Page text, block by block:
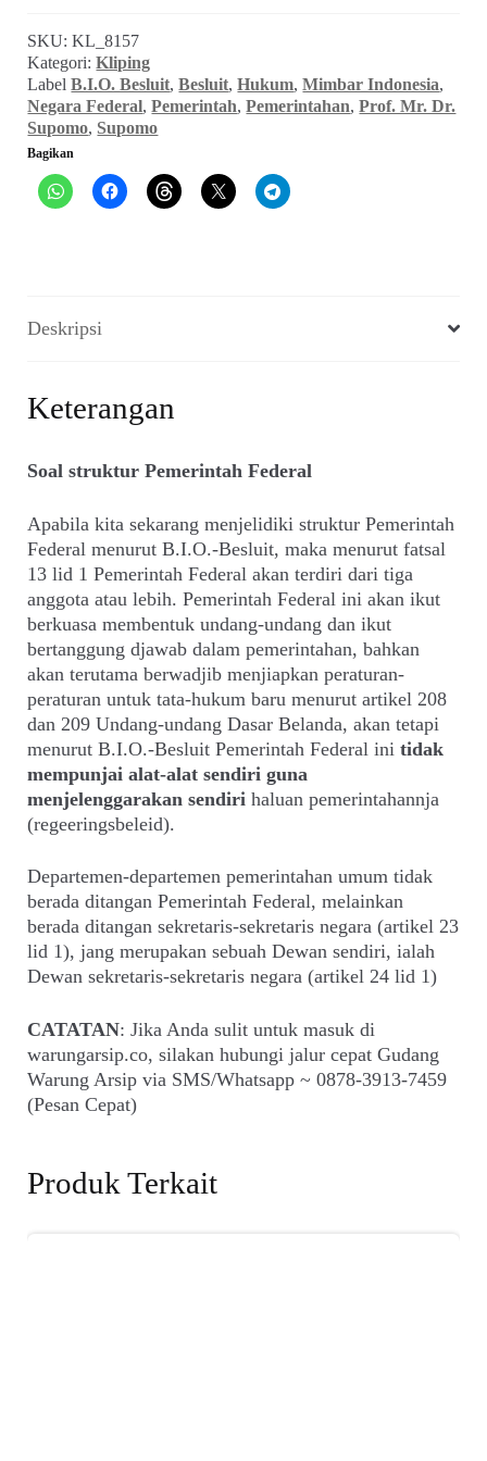
~
B.I.O.-
Besluit
(bagian
2)
(Mimbar
Indonesia,
SKU:KL_8157
Kategori:Kliping
LabelB.I.O. Besluit,Besluit,Hukum,Mimbar Indonesia,
Negara Federal,Pemerintah,Pemerintahan,Prof. Mr. Dr.
Supomo, Supomo
Bagikan
Deskripsi
Keterangan
Soal struktur Pemerintah Federal
Apabila kita sekarang menjelidiki struktur Pemerintah
Federal menurut B.I.O.-Besluit, maka menurut fatsal
13 lid 1 Pemerintah Federal akan terdiri dari tiga
anggota atau lebih. Pemerintah Federal ini akan ikut
berkuasa membentuk undang-undang dan ikut
bertanggung djawab dalam pemerintahan, bahkan
akan terutama berwadjib menjiapkan peraturan-
peraturan untuk tata-hukum baru menurut artikel 208
dan 209 Undang-undang Dasar Belanda, akan tetapi
menurut B.I.O.-Besluit Pemerintah Federal initidak
mempunjai alat-alat sendiri guna
menjelenggarakan sendiri haluan pemerintahannja
(regeeringsbeleid).
Departemen-departemen pemerintahan umum tidak
berada ditangan Pemerintah Federal, melainkan
berada ditangan sekretaris-sekretaris negara (artikel 23
lid 1), jang merupakan sebuah Dewan sendiri, ialah
Dewan sekretaris-sekretaris negara (artikel 24 lid 1)
CATATAN: Jika Anda sulit untuk masuk di
warungarsip.co, silakan hubungi jalur cepat Gudang
Warung Arsip via SMS/Whatsapp ~ 0878-3913-7459
(Pesan Cepat)
Produk Terkait